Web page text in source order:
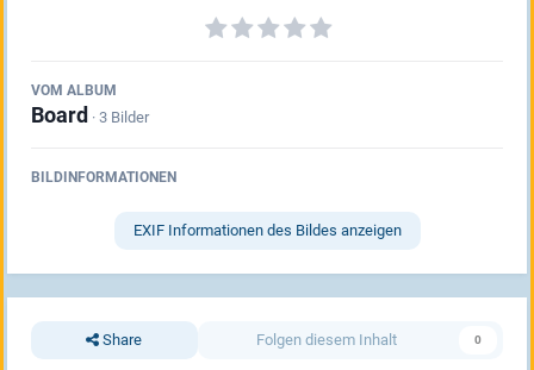
VOM ALBUM
Board · 3 Bilder
BILDINFORMATIONEN
EXIF Informationen des Bildes anzeigen
Share Folgen diesem Inhalt 0